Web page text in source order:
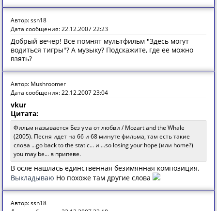
Автор: ssn18
Дата сообщения: 22.12.2007 22:23
Добрый вечер! Все помнят мультфильм "Здесь могут
водиться тигры"? А музыку? Подскажите, где ее можно
взять?
Автор: Mushroomer
Дата сообщения: 22.12.2007 23:04
vkur
Цитата:
Фильм называется Без ума от любви / Mozart and the Whale
(2005). Песня идет на 66 и 68 минуте фильма, там есть такие
слова ...go back to the static... и ...so losing your hope (или home?)
you may be... в припеве.
В осле нашлась единственная безимянная композиция.
Выкладываю Но похоже там другие слова
Автор: ssn18